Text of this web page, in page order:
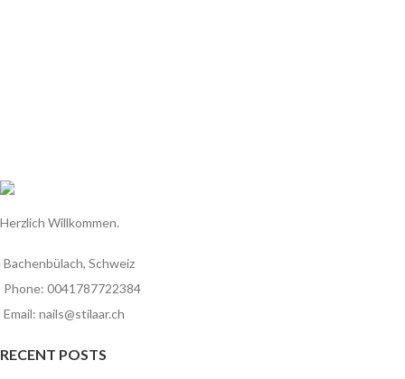
Herzlich Willkommen.
Bachenbülach, Schweiz
Phone: 0041787722384
Email: nails@stilaar.ch
RECENT POSTS